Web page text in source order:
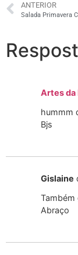
ANTERIOR
Salada Primavera
Artes da
hummm
Bjs
Gislaine
Também
Abraço